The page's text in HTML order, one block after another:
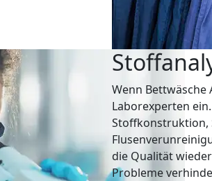
Wenn
Laborexperten
Stoffkonstruktion,
die Qualität
Probleme